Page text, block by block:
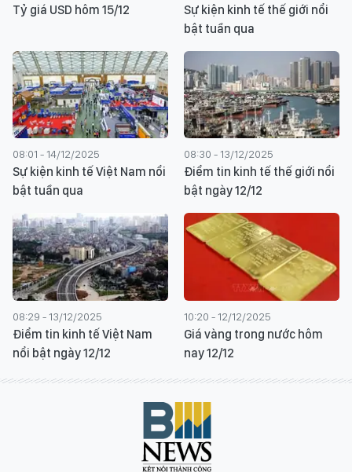
Tỷ giá USD hôm 15/12
Sự kiện kinh tế thế giới nổi
bật tuần qua
08:01 - 14/12/2025
Sự kiện kinh tế Việt Nam nổi
bật tuần qua
08:30 - 13/12/2025
Điểm tin kinh tế thế giới nổi
bật ngày 12/12
08:29 - 13/12/2025
Điểm tin kinh tế Việt Nam
nổi bật ngày 12/12
10:20 - 12/12/2025
Giá vàng trong nước hôm
nay 12/12